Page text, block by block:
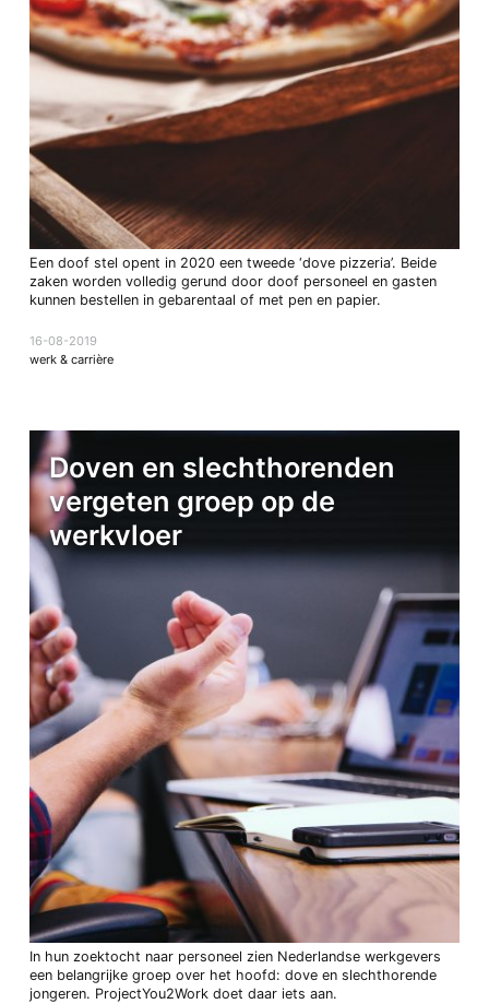
Een doof stel opent in 2020 een tweede ‘dove pizzeria’. Beide
zaken worden volledig gerund door doof personeel en gasten
kunnen bestellen in gebarentaal of met pen en papier.
16-08-2019
werk & carrière
Doven en slechthorenden
vergeten groep op de
werkvloer
In hun zoektocht naar personeel zien Nederlandse werkgevers
een belangrijke groep over het hoofd: dove en slechthorende
jongeren. ProjectYou2Work doet daar iets aan.